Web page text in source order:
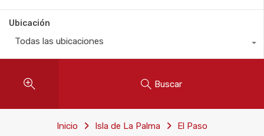
Ubicación
Todas las ubicaciones
Buscar
Inicio Isla de La Palma El Paso